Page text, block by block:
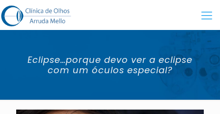
Eclipse…porque devo ver a eclipse
com um óculos especial?